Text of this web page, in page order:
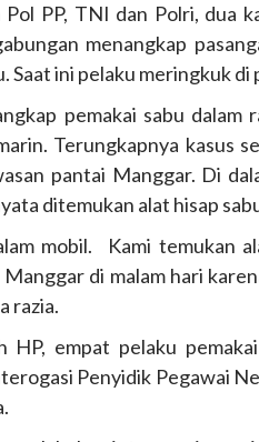
PP, TNI dan Polri, dua
menangkap
Saat ini pelaku meringkuk di
pemakai sabu dalam
Terungkapnya kasus
pantai Manggar. Di
ditemukan alat hisap
mobil. Kami temukan
di malam hari
razia.
HP, empat pelaku
Penyidik Pegawai